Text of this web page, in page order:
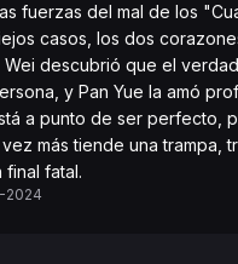
fuerzas del mal de los
casos, los dos
Wei descubrió que el
y Pan Yue la amó
a punto de ser perfecto,
más tiende una trampa,
final fatal.
2024